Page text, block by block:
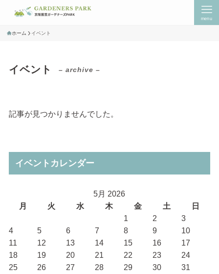
menu
ホーム イベント
イベント – archive –
記事が見つかりませんでした。
イベントカレンダー
5月 2026
月
火 水 木 金 土
日
1
2
3
4
5 6 7 8 9
10
11
12 13 14 15 16
17
18
19 20 21 22 23
24
25
26 27 28 29 30
31